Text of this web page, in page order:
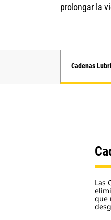
prolongar la
Cadenas
Las
que